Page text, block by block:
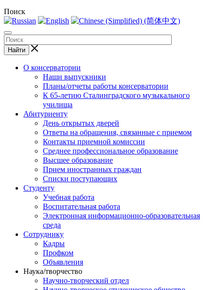
Поиск
Найти
О консерватории
Наши выпускники
Планы/отчеты работы консерватории
К 65-летию Сталинградского музыкального
училища
Абитуриенту
День открытых дверей
Ответы на обращения, связанные с приемом
Контакты приемной комиссии
Среднее профессиональное образование
Высшее образование
Прием иностранных граждан
Списки поступающих
Студенту
Учебная работа
Воспитательная работа
Электронная информационно-образовательная
среда
Сотруднику
Кадры
Профком
Объявления
Наука/творчество
Научно-творческий отдел